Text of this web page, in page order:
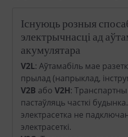
Існуюць розныя
электрычнасці ад
акумулятара
V2L: Аўтамабіль мае
прылад (напрыклад,
V2B або V2H:
пастаўляць часткі
электрасетка не
электрасеткі.